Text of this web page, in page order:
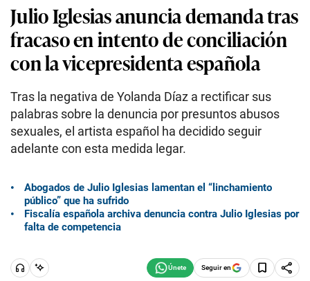
Julio Iglesias anuncia demanda tras
fracaso en intento de conciliación
con la vicepresidenta española
Tras la negativa de Yolanda Díaz a rectificar sus
palabras sobre la denuncia por presuntos abusos
sexuales, el artista español ha decidido seguir
adelante con esta medida legar.
Abogados de Julio Iglesias lamentan el “linchamiento
público” que ha sufrido
Fiscalía española archiva denuncia contra Julio Iglesias por
falta de competencia
Seguir en